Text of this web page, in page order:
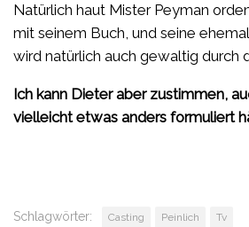
Natürlich haut Mister Peyman
mit seinem Buch, und seine
wird natürlich auch gewaltig durch
Ich kann Dieter aber zustimmen,
vielleicht etwas anders formuliert
Schlagwörter: Casting Peinlich Tv